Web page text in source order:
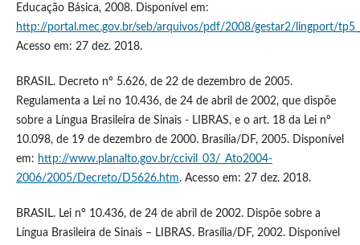
Educação Básica, 2008. Disponível em:
http://portal.mec.gov.br/seb/arquivos/pdf/2008/gestar2/lingport/
Acesso em: 27 dez. 2018.
BRASIL. Decreto nº 5.626, de 22 de dezembro de 2005.
Regulamenta a Lei no 10.436, de 24 de abril de 2002, que dispõe
sobre a Língua Brasileira de Sinais - LIBRAS, e o art. 18 da Lei nº
10.098, de 19 de dezembro de 2000. Brasília/DF, 2005. Disponível
em: http://www.planalto.gov.br/ccivil_03/_Ato2004-
2006/2005/Decreto/D5626.htm. Acesso em: 27 dez. 2018.
BRASIL. Lei nº 10.436, de 24 de abril de 2002. Dispõe sobre a
Língua Brasileira de Sinais – LIBRAS. Brasília/DF, 2002. Disponível